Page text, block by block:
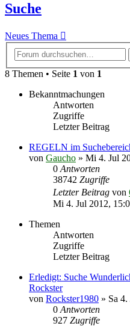
Suche
Neues Thema
8 Themen • Seite 1 von 1
Bekanntmachungen
Antworten
Zugriffe
Letzter Beitrag
REGELN im
von Gaucho » Mi 4. Jul
0 Antworten
38742 Zugriffe
Letzter Beitrag von
Mi 4. Jul 2012,
Themen
Antworten
Zugriffe
Letzter Beitrag
Erledigt: Suche
Rockster
von Rockster1980 » Sa
0 Antworten
927 Zugriffe